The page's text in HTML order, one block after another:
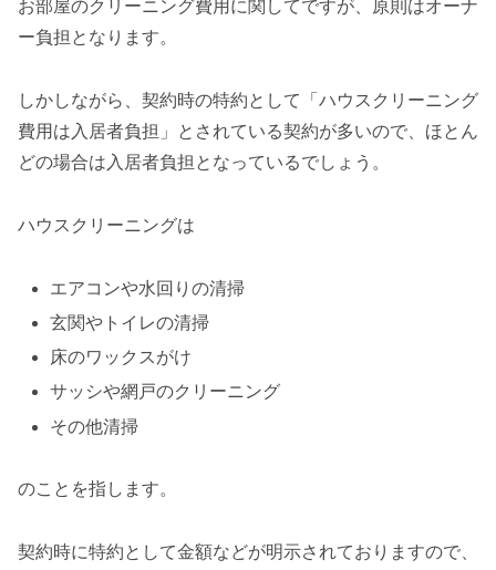
お部屋のクリーニング費用に関してですが、原則はオーナ
ー負担となります。
しかしながら、契約時の特約として「ハウスクリーニング
費用は入居者負担」とされている契約が多いので、ほとん
どの場合は入居者負担となっているでしょう。
ハウスクリーニングは
エアコンや水回りの清掃
玄関やトイレの清掃
床のワックスがけ
サッシや網戸のクリーニング
その他清掃
のことを指します。
契約時に特約として金額などが明示されておりますので、